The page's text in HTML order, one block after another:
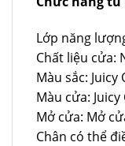
Lớp năng
Chất liệu cửa:
Màu sắc: Juicy
Màu cửa: Juicy
Mở cửa: Mở
Chân có thể